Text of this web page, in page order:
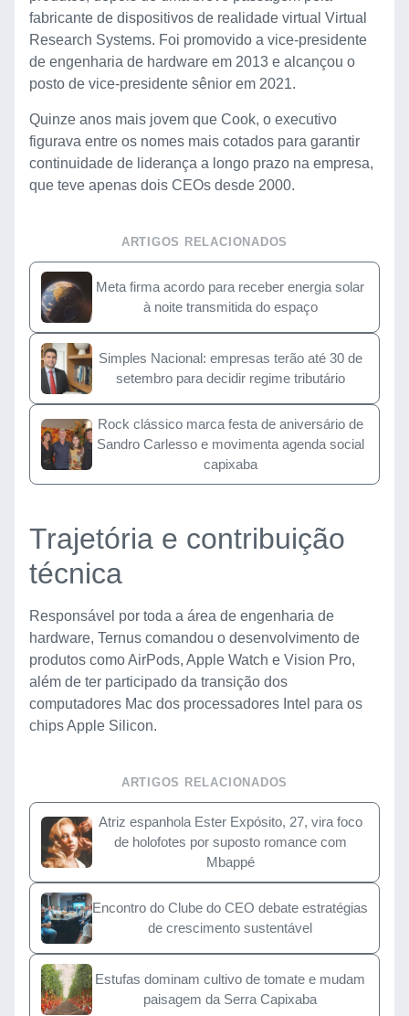
fabricante de dispositivos de realidade virtual Virtual
Research Systems. Foi promovido a vice-presidente
de engenharia de hardware em 2013 e alcançou o
posto de vice-presidente sênior em 2021.
Quinze anos mais jovem que Cook, o executivo
figurava entre os nomes mais cotados para garantir
continuidade de liderança a longo prazo na empresa,
que teve apenas dois CEOs desde 2000.
ARTIGOS RELACIONADOS
Meta firma acordo para receber energia solar
à noite transmitida do espaço
Simples Nacional: empresas terão até 30 de
setembro para decidir regime tributário
Rock clássico marca festa de aniversário de
Sandro Carlesso e movimenta agenda social
capixaba
Trajetória e contribuição
técnica
Responsável por toda a área de engenharia de
hardware, Ternus comandou o desenvolvimento de
produtos como AirPods, Apple Watch e Vision Pro,
além de ter participado da transição dos
computadores Mac dos processadores Intel para os
chips Apple Silicon.
ARTIGOS RELACIONADOS
Atriz espanhola Ester Expósito, 27, vira foco
de holofotes por suposto romance com
Mbappé
Encontro do Clube do CEO debate estratégias
de crescimento sustentável
Estufas dominam cultivo de tomate e mudam
paisagem da Serra Capixaba